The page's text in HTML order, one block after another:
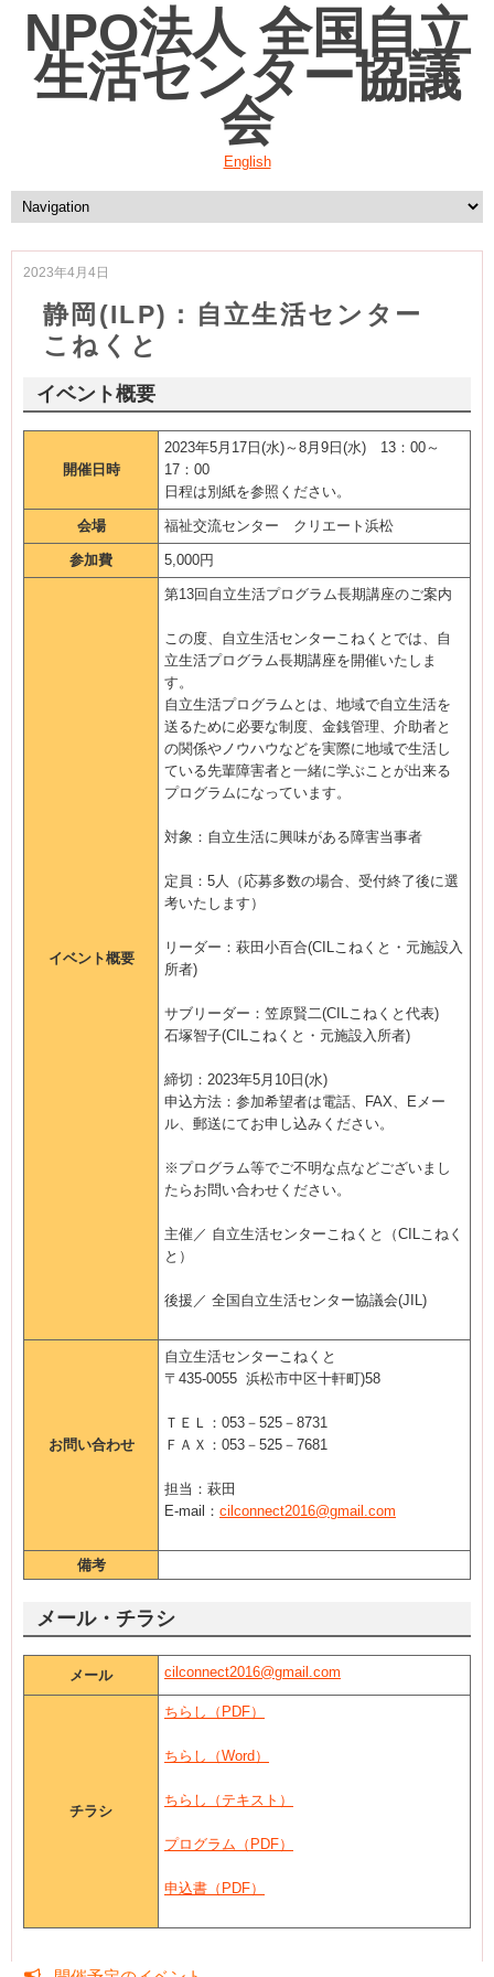
NPO法人 全国自立
生活センター協議
会
English
2023年4月4日
静岡(ILP)：自立生活センター
こねくと
イベント概要
開催日時
2023年5月17日(水)～8月9日(水) 13：00～
17：00
日程は別紙を参照ください。
会場 福祉交流センター クリエート浜松
参加費 5,000円
イベント概要
第13回自立生活プログラム長期講座のご案内
この度、自立生活センターこねくとでは、自
立生活プログラム長期講座を開催いたしま
す。
自立生活プログラムとは、地域で自立生活を
送るために必要な制度、金銭管理、介助者と
の関係やノウハウなどを実際に地域で生活し
ている先輩障害者と一緒に学ぶことが出来る
プログラムになっています。
対象：自立生活に興味がある障害当事者
定員：5人（応募多数の場合、受付終了後に選
考いたします）
リーダー：萩田小百合(CILこねくと・元施設入
所者)
サブリーダー：笠原賢二(CILこねくと代表)
石塚智子(CILこねくと・元施設入所者)
締切：2023年5月10日(水)
申込方法：参加希望者は電話、FAX、Eメー
ル、郵送にてお申し込みください。
※プログラム等でご不明な点などございまし
たらお問い合わせください。
主催／ 自立生活センターこねくと（CILこねく
と）
後援／ 全国自立生活センター協議会(JIL)
お問い合わせ
自立生活センターこねくと
〒435-0055 浜松市中区十軒町)58
ＴＥＬ：053－525－8731
ＦＡＸ：053－525－7681
担当：萩田
E-mail： cilconnect2016@gmail.com
備考
メール・チラシ
メール cilconnect2016@gmail.com
チラシ
ちらし（PDF）
ちらし（Word）
ちらし（テキスト）
プログラム（PDF）
申込書（PDF）